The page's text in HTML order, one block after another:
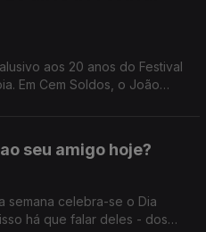
aos 20 anos do Festival
Em Cem Soldos, o João
seu amigo hoje?
semana celebra-se o Dia
há que falar deles - dos